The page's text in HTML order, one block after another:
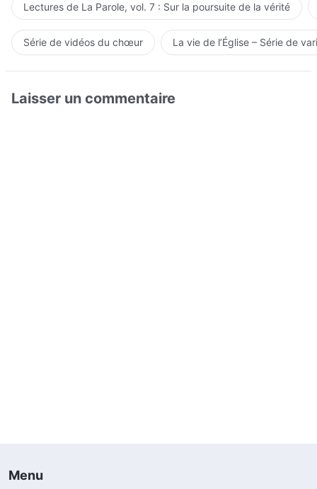
Lectures de La Parole, vol. 7 : Sur la poursuite de la vérité
Série de vidéos du chœur La vie de l’Église – Série de
Laisser un commentaire
Menu